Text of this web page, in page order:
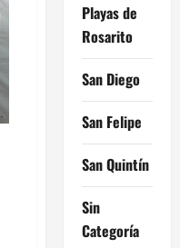
Playas de
Rosarito
San Diego
San Felipe
San Quintín
Sin
Categoría